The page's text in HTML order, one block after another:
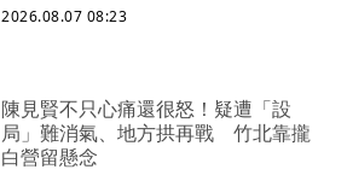
2026.08.07 08:23
陳見賢不只心痛還很怒！疑遭「設
局」難消氣、地方拱再戰 竹北靠攏
白營留懸念